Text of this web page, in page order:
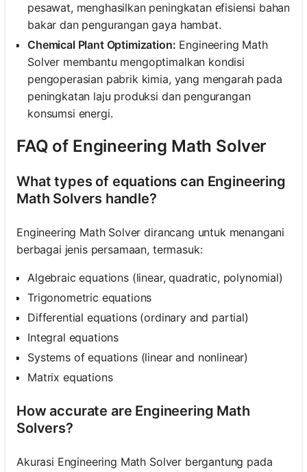
pesawat, menghasilkan peningkatan efisiensi bahan
bakar dan pengurangan gaya hambat.
Chemical Plant Optimization: Engineering Math
Solver membantu mengoptimalkan kondisi
pengoperasian pabrik kimia, yang mengarah pada
peningkatan laju produksi dan pengurangan
konsumsi energi.
FAQ of Engineering Math Solver
What types of equations can Engineering
Math Solvers handle?
Engineering Math Solver dirancang untuk menangani
berbagai jenis persamaan, termasuk:
Algebraic equations (linear, quadratic, polynomial)
Trigonometric equations
Differential equations (ordinary and partial)
Integral equations
Systems of equations (linear and nonlinear)
Matrix equations
How accurate are Engineering Math
Solvers?
Akurasi Engineering Math Solver bergantung pada